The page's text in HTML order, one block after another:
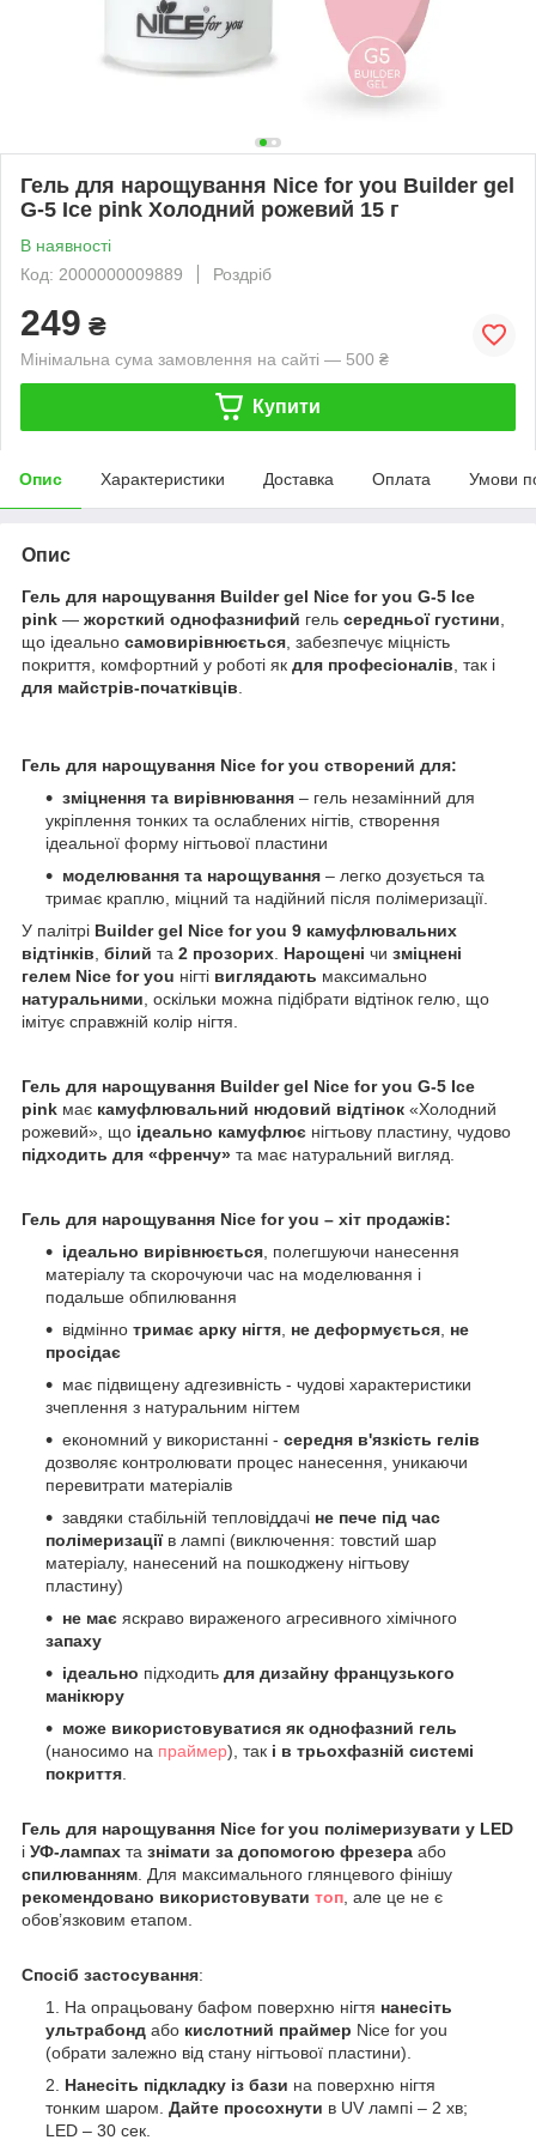
Гель для нарощування Nice for you Builder gel
G-5 Ice pink Холодний рожевий 15 г
В наявності
Код: 2000000009889
Роздріб
249 ₴
Мінімальна сума замовлення на сайті — 500 ₴
Купити
Опис Характеристики Доставка Оплата Умови
Опис
Гель для нарощування Builder gel Nice for you G-5 Ice
pink — жорсткий однофазнифий гель середньої густини
що ідеально самовирівнюється , забезпечує міцність
покриття, комфортний у роботі як для професіоналів , так і
для майстрів-початківців
Гель для нарощування Nice for you створений для:
зміцнення та вирівнювання – гель незамінний для
укріплення тонких та ослаблених нігтів, створення
ідеальної форму нігтьової пластини
моделювання та нарощування – легко дозується та
тримає краплю, міцний та надійний після полімеризації.
У палітрі Builder gel Nice for you 9 камуфлювальних
відтінків білий та 2 прозорих Нарощені чи зміцнені
гелем Nice for you нігті виглядають максимально
натуральними , оскільки можна підібрати відтінок гелю, що
імітує справжній колір нігтя.
Гель для нарощування Builder gel Nice for you G-5 Ice
pink має камуфлювальний нюдовий відтінок «Холодний
рожевий», що ідеально камуфлює нігтьову пластину, чудово
підходить для «френчу» та має натуральний вигляд.
Гель для нарощування Nice for you – хіт продажів:
ідеально вирівнюється , полегшуючи нанесення
матеріалу та скорочуючи час на моделювання і
подальше обпилювання
відмінно тримає арку нігтя не деформується не
просідає
має підвищену адгезивність - чудові характеристики
зчеплення з натуральним нігтем
економний у використанні - середня в'язкість гелів
дозволяє контролювати процес нанесення, уникаючи
перевитрати матеріалів
завдяки стабільній тепловіддачі не пече під час
полімеризаціїв лампі (виключення: товстий шар
матеріалу, нанесений на пошкоджену нігтьову
пластину)
не має яскраво вираженого агресивного хімічного
запаху
ідеально підходить для дизайну французького
манікюру
може використовуватися як однофазний гель
(наносимо на праймер), так і в трьохфазній системі
покриття
Гель для нарощування Nice for you полімеризувати у LED
і УФ-лампах та знімати за допомогою фрезера або
спилюванням . Для максимального глянцевого фінішу
рекомендовано використовувати топ , але це не є
обов’язковим етапом.
Спосіб застосування:
На опрацьовану бафом поверхню нігтя нанесіть
ультрабонд або кислотний праймер Nice for you
(обрати залежно від стану нігтьової пластини).
Нанесіть підкладку із бази на поверхню нігтя
тонким шаром. Дайте просохнути в UV лампі – 2 хв;
LED – 30 сек.